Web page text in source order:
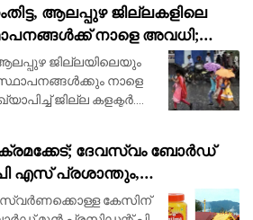
ആലപ്പുഴ ജില്ലകളിലെ
നാളെ അവധി;
ജില്ലയിലെയും
നാളെ
ജില്ല കളക്ടർ.
ഓറഞ്ച് അലർട്ടും
ദേവസ്വം ബോർഡ്
എസ് പ്രശാന്തും,
ബാബുവും പ്രതി പട്ടികയില്‍
സ്വര്‍ണക്കൊള്ള കേസിന്